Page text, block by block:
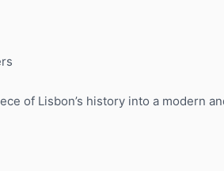
of Lisbon’s history into a modern